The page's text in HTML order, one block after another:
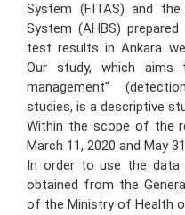
System (FITAS) and
System (AHBS)
test results in Ankara
Our study, which aims
management”
studies, is a descriptive
Within the scope of the
March 11, 2020 and May
In order to use the data
obtained from the
of the Ministry of Health